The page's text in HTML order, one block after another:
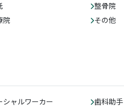
整骨院
院 その他
シャルワーカー
歯科助手